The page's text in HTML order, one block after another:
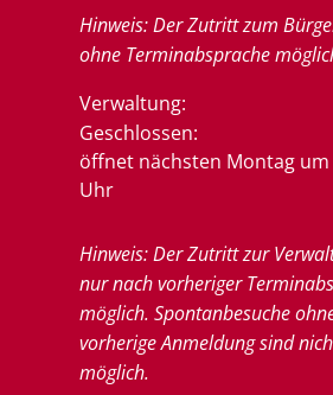
Hinweis: Der Zutritt zum
ohne Terminabsprache
Verwaltung:
Klicken, um weitere
Geschlossen:
öffnet nächsten Montag um
Uhr
Hinweis: Der Zutritt zur
nur nach vorheriger
möglich. Spontanbesuche
vorherige Anmeldung sind
möglich.